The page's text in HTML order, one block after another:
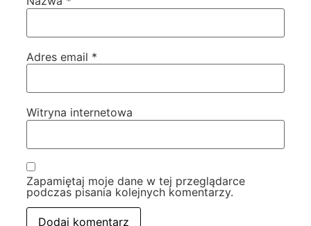
Adres email *
Witryna internetowa
Zapamiętaj moje dane w tej przeglądarce
podczas pisania kolejnych komentarzy.